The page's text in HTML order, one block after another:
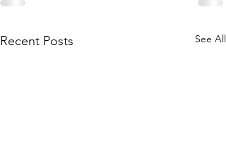
Recent Posts See All